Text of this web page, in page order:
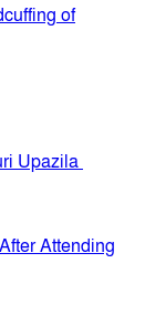
of
Upazila
Attending